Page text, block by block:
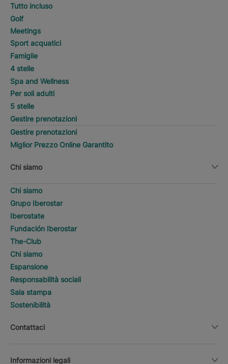
Tutto incluso
Golf
Meetings
Sport acquatici
Famiglie
4 stelle
Spa and Wellness
Per soli adulti
5 stelle
Gestire prenotazioni
Gestire prenotazioni
Miglior Prezzo Online Garantito
Chi siamo
Chi siamo
Grupo Iberostar
Iberostate
Fundación Iberostar
The-Club
Chi siamo
Espansione
Responsabilità sociali
Sala stampa
Sostenibilità
Contattaci
Informazioni legali